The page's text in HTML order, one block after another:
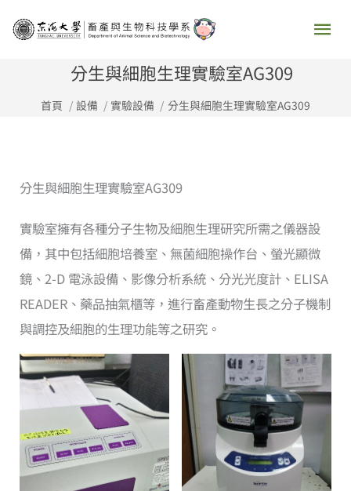
主
分生與細胞生理實驗室AG309
首頁 設備 實驗設備 分生與細胞生理實驗室AG309
分生與細胞生理實驗室AG309
實驗室擁有各種分子生物及細胞生理研究所需之儀器設
備，其中包括細胞培養室、無菌細胞操作台、螢光顯微
鏡、2-D 電泳設備、影像分析系統、分光光度計、ELISA
READER、藥品抽氣櫃等，進行畜產動物生長之分子機制
與調控及細胞的生理功能等之研究。